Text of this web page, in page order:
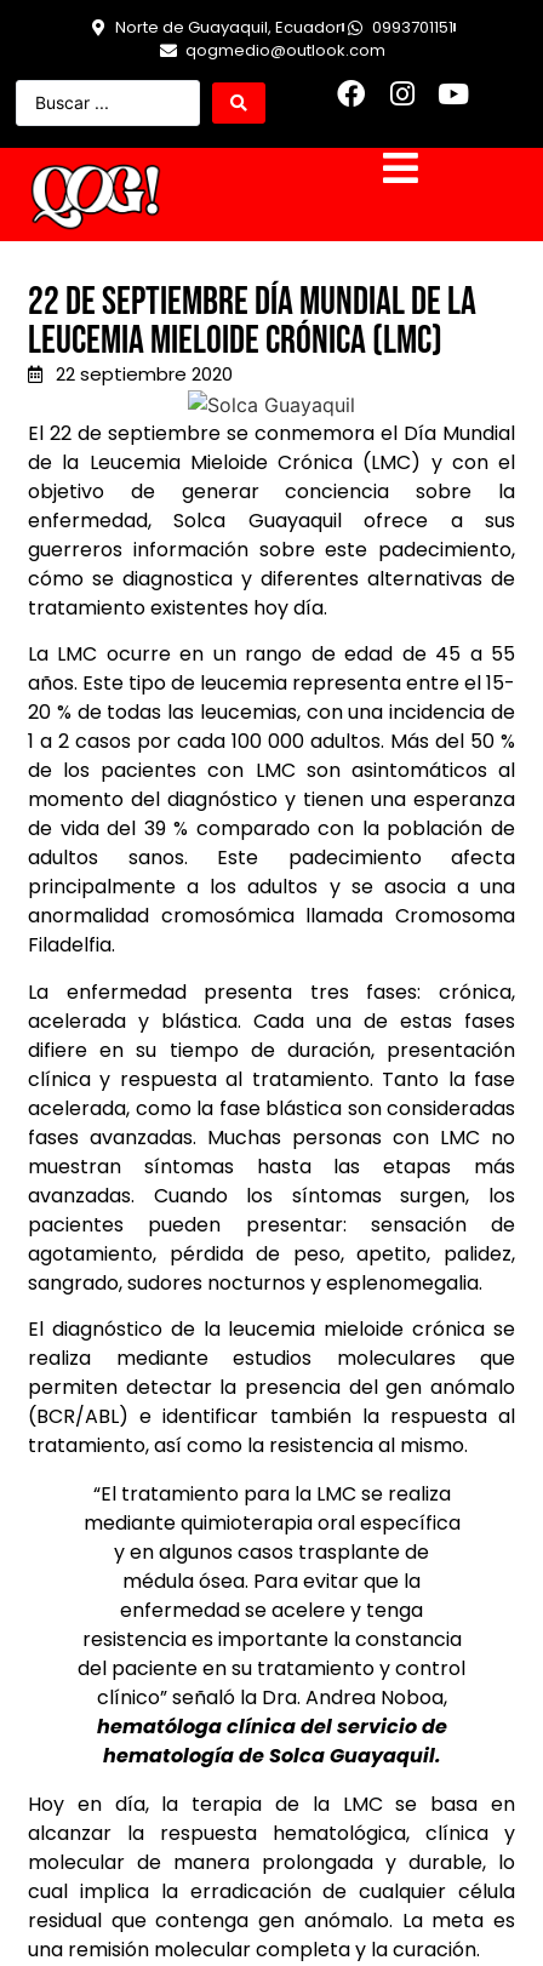
Norte de Guayaquil, Ecuador
0993701151
qogmedio@outlook.com
22 de septiembre día mundial de la
Leucemia Mieloide Crónica (LMC)
22 septiembre 2020
El 22 de septiembre se conmemora el Día Mundial
de la Leucemia Mieloide Crónica (LMC) y con el
objetivo de generar conciencia sobre la
enfermedad, Solca Guayaquil ofrece a sus
guerreros información sobre este padecimiento,
cómo se diagnostica y diferentes alternativas de
tratamiento existentes hoy día.
La LMC ocurre en un rango de edad de 45 a 55
años. Este tipo de leucemia representa entre el 15-
20 % de todas las leucemias, con una incidencia de
1 a 2 casos por cada 100 000 adultos. Más del 50 %
de los pacientes con LMC son asintomáticos al
momento del diagnóstico y tienen una esperanza
de vida del 39 % comparado con la población de
adultos sanos. Este padecimiento afecta
principalmente a los adultos y se asocia a una
anormalidad cromosómica llamada Cromosoma
Filadelfia.
La enfermedad presenta tres fases: crónica,
acelerada y blástica. Cada una de estas fases
difiere en su tiempo de duración, presentación
clínica y respuesta al tratamiento. Tanto la fase
acelerada, como la fase blástica son consideradas
fases avanzadas. Muchas personas con LMC no
muestran síntomas hasta las etapas más
avanzadas. Cuando los síntomas surgen, los
pacientes pueden presentar: sensación de
agotamiento, pérdida de peso, apetito, palidez,
sangrado, sudores nocturnos y esplenomegalia.
El diagnóstico de la leucemia mieloide crónica se
realiza mediante estudios moleculares que
permiten detectar la presencia del gen anómalo
(BCR/ABL) e identificar también la respuesta al
tratamiento, así como la resistencia al mismo.
“El tratamiento para la LMC se realiza
mediante quimioterapia oral específica
y en algunos casos trasplante de
médula ósea. Para evitar que la
enfermedad se acelere y tenga
resistencia es importante la constancia
del paciente en su tratamiento y control
clínico” señaló la Dra. Andrea Noboa,
hematóloga clínica del servicio de
hematología de Solca Guayaquil.
Hoy en día, la terapia de la LMC se basa en
alcanzar la respuesta hematológica, clínica y
molecular de manera prolongada y durable, lo
cual implica la erradicación de cualquier célula
residual que contenga gen anómalo. La meta es
una remisión molecular completa y la curación.